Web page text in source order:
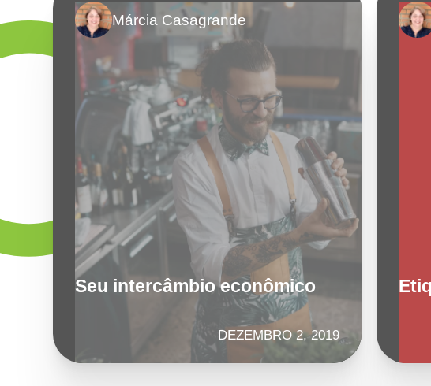
Márcia Casagrande
Seu intercâmbio econômico
DEZEMBRO 2, 2019